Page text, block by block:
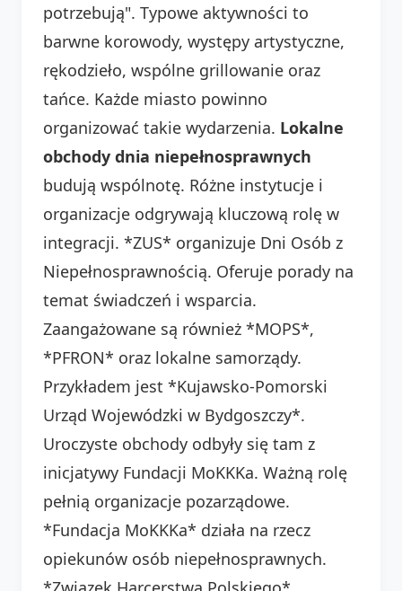
potrzebują". Typowe aktywności to
barwne korowody, występy artystyczne,
rękodzieło, wspólne grillowanie oraz
tańce. Każde miasto powinno
organizować takie wydarzenia. Lokalne
obchody dnia niepełnosprawnych
budują wspólnotę. Różne instytucje i
organizacje odgrywają kluczową rolę w
integracji. *ZUS* organizuje Dni Osób z
Niepełnosprawnością. Oferuje porady na
temat świadczeń i wsparcia.
Zaangażowane są również *MOPS*,
*PFRON* oraz lokalne samorządy.
Przykładem jest *Kujawsko-Pomorski
Urząd Wojewódzki w Bydgoszczy*.
Uroczyste obchody odbyły się tam z
inicjatywy Fundacji MoKKKa. Ważną rolę
pełnią organizacje pozarządowe.
*Fundacja MoKKKa* działa na rzecz
opiekunów osób niepełnosprawnych.